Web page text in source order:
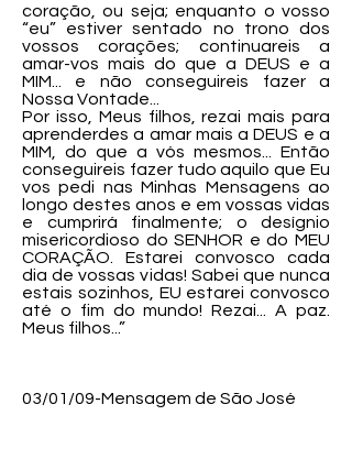
coração, ou seja; enquanto o vosso
“eu” estiver sentado no trono dos
vossos corações; continuareis a
amar-vos mais do que a DEUS e a
MIM... e não conseguireis fazer a
Nossa Vontade...
Por isso, Meus filhos, rezai mais para
aprenderdes a amar mais a DEUS e a
MIM, do que a vós mesmos... Então
conseguireis fazer tudo aquilo que Eu
vos pedi nas Minhas Mensagens ao
longo destes anos e em vossas vidas
e cumprirá finalmente; o desígnio
misericordioso do SENHOR e do MEU
CORAÇÃO. Estarei convosco cada
dia de vossas vidas! Sabei que nunca
estais sozinhos, EU estarei convosco
até o fim do mundo! Rezai... A paz.
Meus filhos...”
03/01/09-Mensagem de São José